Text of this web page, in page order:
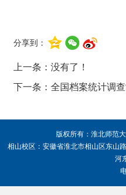
分享到：
上一条：没有了！
下一条： 全国档案统计调
版权所有：淮北师范
相山校区：安徽省淮北市相山区东山
河